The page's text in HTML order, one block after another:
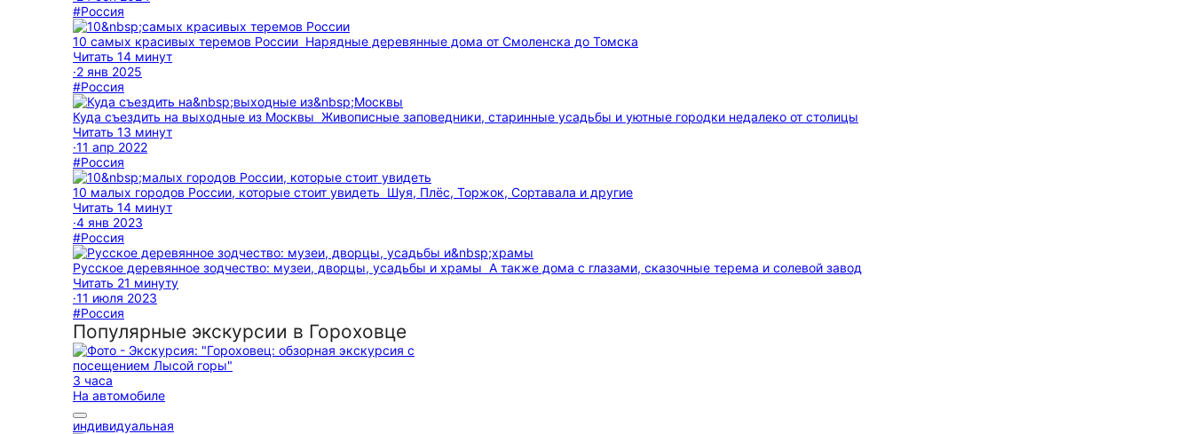
#Россия
10 самых красивых теремов России Нарядные деревянные дома от Смоленска до Томска
Читать 14 минут
·2 янв 2025
#Россия
Куда съездить на выходные из Москвы Живописные заповедники, старинные усадьбы и уютные городки недалеко от столицы
Читать 13 минут
·11 апр 2022
#Россия
10 малых городов России, которые стоит увидеть Шуя, Плёс, Торжок, Сортавала и другие
Читать 14 минут
·4 янв 2023
#Россия
Русское деревянное зодчество: музеи, дворцы, усадьбы и храмы А также дома с глазами, сказочные терема и солевой завод
Читать 21 минуту
·11 июля 2023
#Россия
Популярные экскурсии в Гороховце
3 часа
На автомобиле
индивидуальная